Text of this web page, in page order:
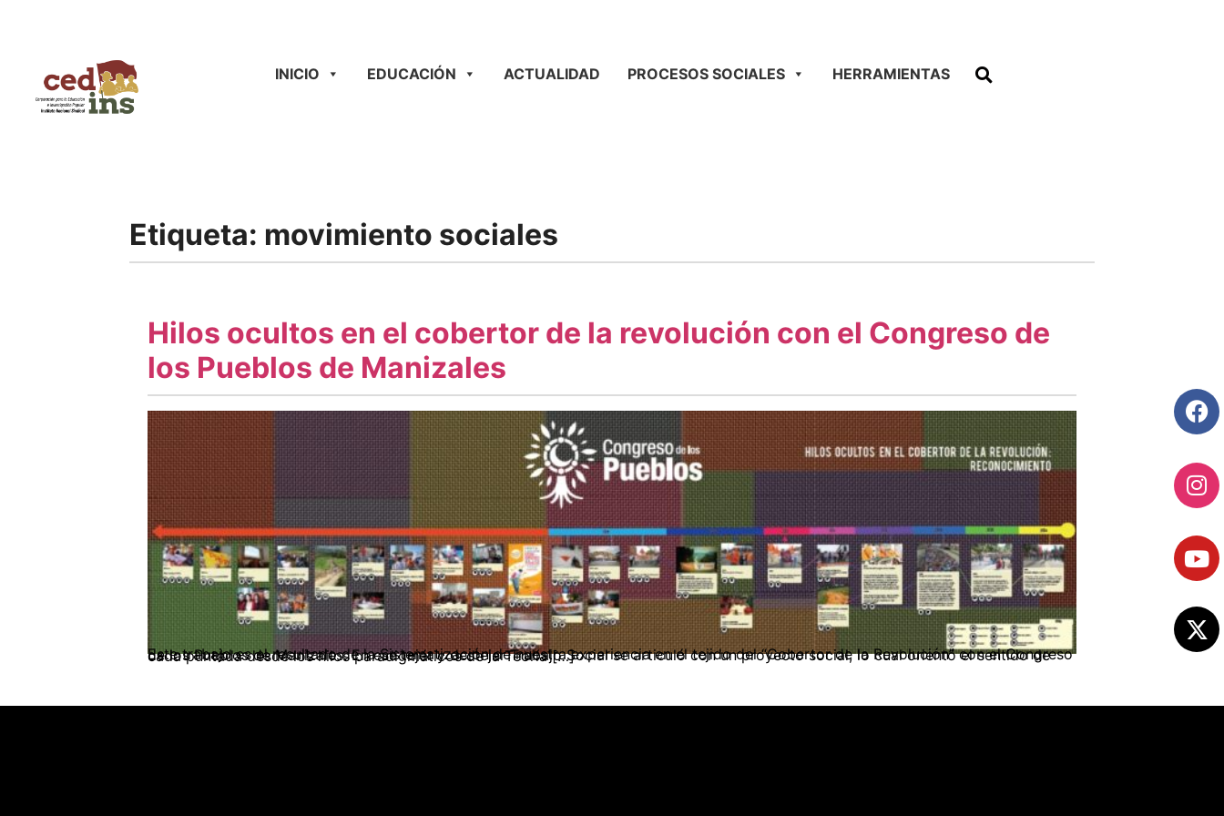
INICIO EDUCACIÓN ACTUALIDAD PROCESOS SOCIALES HERRAMIENTAS
Etiqueta: movimiento sociales
Hilos ocultos en el cobertor de la revolución con el Congreso de
los Pueblos de Manizales
Este trabajo es el resultado de la Sistematización de nuestra experiencia en el tejido del “Cobertor de la Revolución” con el Congreso de los Pueblos de Manizales. En ese tejer y destejer Trabajo Social se articuló con un proyecto social, lo cual orientó el sentido de cada puntada desde los hilos paradigmáticos de la Teoría […]